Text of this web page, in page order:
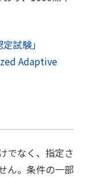
試験」
Adaptive
でなく、指定さ
ん。条件の一部